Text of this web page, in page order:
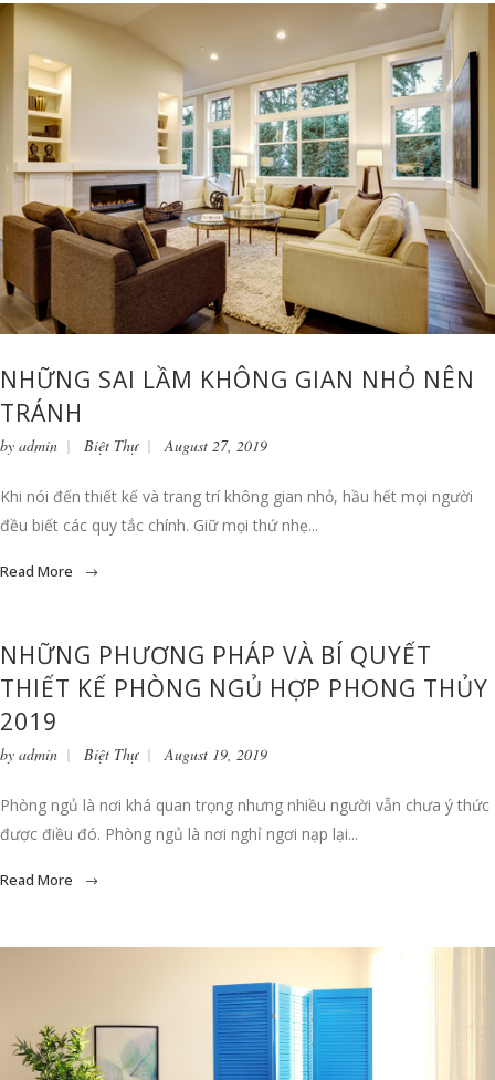
NHỮNG SAI LẦM KHÔNG GIAN NHỎ NÊN
TRÁNH
by admin Biệt Thự August 27, 2019
Khi nói đến thiết kế và trang trí không gian nhỏ, hầu hết mọi người
đều biết các quy tắc chính. Giữ mọi thứ nhẹ...
Read More
NHỮNG PHƯƠNG PHÁP VÀ BÍ QUYẾT
THIẾT KẾ PHÒNG NGỦ HỢP PHONG THỦY
2019
by admin Biệt Thự August 19, 2019
Phòng ngủ là nơi khá quan trọng nhưng nhiều người vẫn chưa ý thức
được điều đó. Phòng ngủ là nơi nghỉ ngơi nạp lại...
Read More